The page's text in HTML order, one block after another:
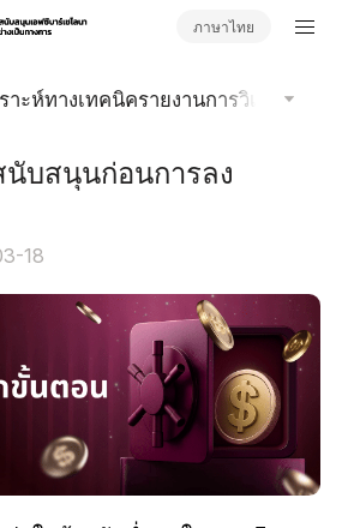
ภาษาไทย
าะห์ทางเทคนิครายงานการวิเคราะห์
นับสนุนก่อนการลง
18